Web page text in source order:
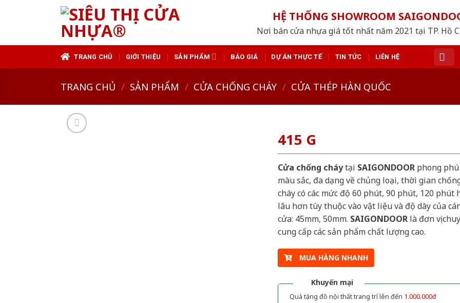
HỆ THỐNG SHOWROOM
Nơi bán cửa nhựa giá tốt nhất năm 2021 tại TP. Hồ
TRANG CHỦ GIỚI THIỆU SẢN PHẨM BÁO GIÁ DỰ ÁN THỰC TẾ TIN TỨC LIÊN HỆ
TRANG CHỦ / SẢN PHẨM / CỬA CHỐNG CHÁY / CỬA THÉP HÀN QUỐC
415 G
Cửa chống cháytại SAIGONDOORphong phú
màu sắc, đa dạng về chủng loại, thời gian
cháy có các mức độ 60 phút, 90 phút, 120 phút
lâu hơn tùy thuộc vào vật liệu và độ dày của
cửa: 45mm, 50mm. SAIGONDOORlà đơn vị
cung cấp các sản phẩm chất lượng cao.
MUA HÀNG NHANH
Khuyến mại
Quà tặng đồ nội thất trang trí lên đến 1.000.000đ